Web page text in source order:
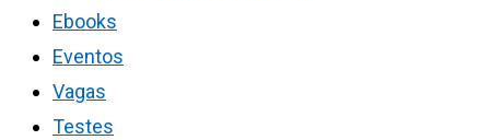
Ebooks
Eventos
Vagas
Testes